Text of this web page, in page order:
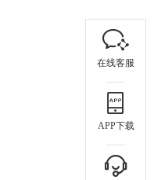
在线客服
APP下载